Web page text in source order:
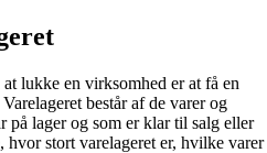
lukke en virksomhed er at få en
består af de varer og
på lager og som er klar til salg eller
stort varelageret er, hvilke varer